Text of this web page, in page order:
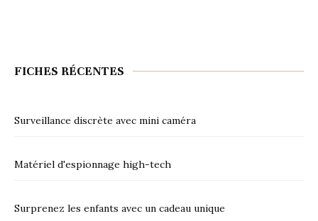
FICHES RÉCENTES
Surveillance discrète avec mini caméra
Matériel d'espionnage high-tech
Surprenez les enfants avec un cadeau unique